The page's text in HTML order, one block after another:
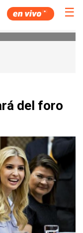
☰
del foro